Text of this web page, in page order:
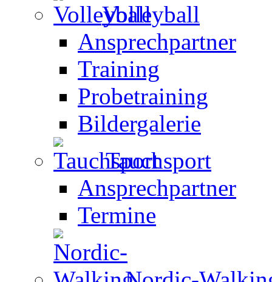
Volleyball
Ansprechpartner
Training
Probetraining
Bildergalerie
Tauchsport
Ansprechpartner
Termine